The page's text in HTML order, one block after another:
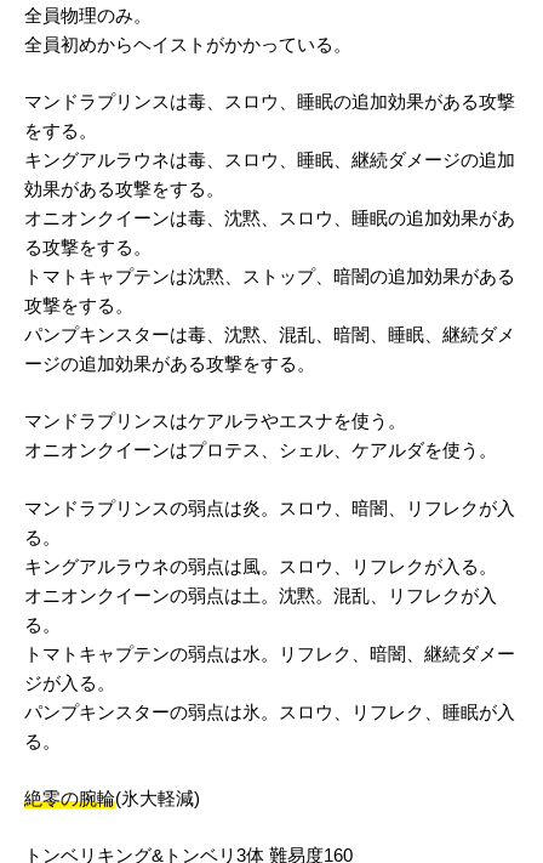
全員物理のみ。
全員初めからヘイストがかかっている。
マンドラプリンスは毒、スロウ、睡眠の追加効果がある攻撃
をする。
キングアルラウネは毒、スロウ、睡眠、継続ダメージの追加
効果がある攻撃をする。
オニオンクイーンは毒、沈黙、スロウ、睡眠の追加効果があ
る攻撃をする。
トマトキャプテンは沈黙、ストップ、暗闇の追加効果がある
攻撃をする。
パンプキンスターは毒、沈黙、混乱、暗闇、睡眠、継続ダメ
ージの追加効果がある攻撃をする。
マンドラプリンスはケアルラやエスナを使う。
オニオンクイーンはプロテス、シェル、ケアルダを使う。
マンドラプリンスの弱点は炎。スロウ、暗闇、リフレクが入
る。
キングアルラウネの弱点は風。スロウ、リフレクが入る。
オニオンクイーンの弱点は土。沈黙。混乱、リフレクが入
る。
トマトキャプテンの弱点は水。リフレク、暗闇、継続ダメー
ジが入る。
パンプキンスターの弱点は氷。スロウ、リフレク、睡眠が入
る。
絶零の腕輪(氷大軽減)
トンベリキング&トンベリ3体 難易度160